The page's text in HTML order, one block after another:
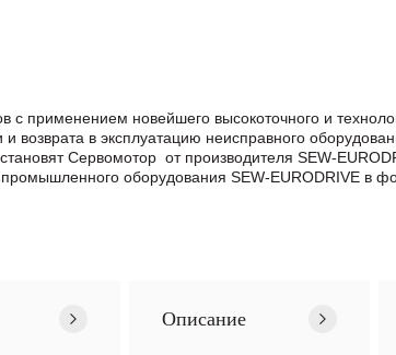
с применением новейшего высокоточного и
в эксплуатацию неисправного
Сервомотор от производителя SEW-
оборудования SEW-EURODRIVE в
Описание